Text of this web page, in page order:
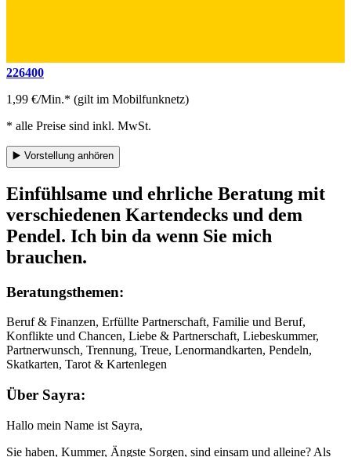
226400
1,99 €/Min.* (gilt im Mobilfunknetz)
* alle Preise sind inkl. MwSt.
▶️ Vorstellung anhören
Einfühlsame und ehrliche Beratung mit
verschiedenen Kartendecks und dem
Pendel. Ich bin da wenn Sie mich
brauchen.
Beratungsthemen:
Beruf & Finanzen, Erfüllte Partnerschaft, Familie und Beruf,
Konflikte und Chancen, Liebe & Partnerschaft, Liebeskummer,
Partnerwunsch, Trennung, Treue, Lenormandkarten, Pendeln,
Skatkarten, Tarot & Kartenlegen
Über Sayra:
Hallo mein Name ist Sayra,
Sie haben, Kummer, Ängste Sorgen, sind einsam und alleine? Als